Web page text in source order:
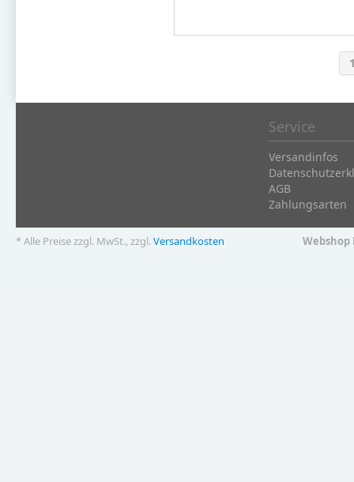
Service
Versandinfos
AGB
Zahlungsarten
* Alle Preise zzgl. MwSt., zzgl.Versandkosten Webshop